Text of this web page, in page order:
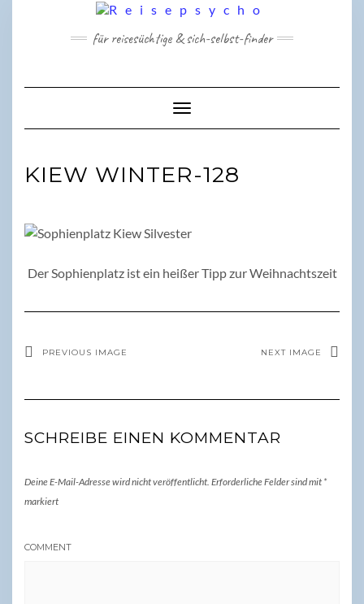
für reisesüchtige & sich-selbst-finder
Toggle Navigation
KIEW WINTER-128
Der Sophienplatz ist ein heißer Tipp zur Weihnachtszeit
PREVIOUS IMAGE NEXT IMAGE
SCHREIBE EINEN KOMMENTAR
Deine E-Mail-Adresse wird nicht veröffentlicht. Erforderliche Felder sind mit *
markiert
COMMENT